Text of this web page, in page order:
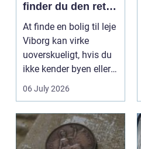
finder du den rette
lejlighed
At finde en bolig til leje
Viborg kan virke
uoverskueligt, hvis du
ikke kender byen eller
det lokale...
06 July 2026